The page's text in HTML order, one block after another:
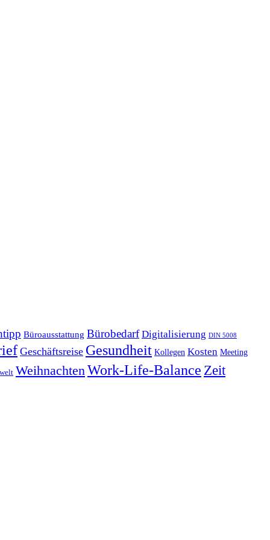
Büroausstattung Bürobedarf Digitalisierung DIN 5008
Geschäftsreise Gesundheit Kollegen Kosten Meeting
WeihnachtenWork-Life-Balance Zeit